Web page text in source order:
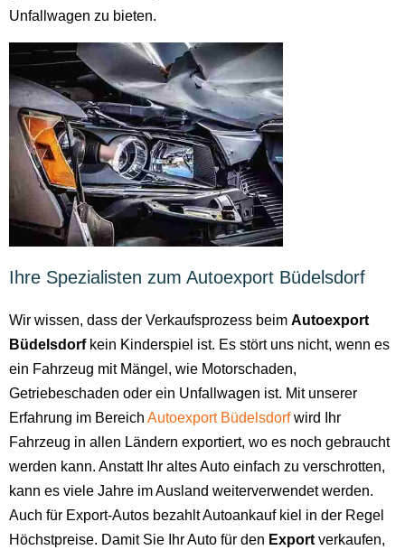
Unfallwagen zu bieten.
Ihre Spezialisten zum Autoexport Büdelsdorf
Wir wissen, dass der Verkaufsprozess beim Autoexport
Büdelsdorfkein Kinderspiel ist. Es stört uns nicht, wenn es
ein Fahrzeug mit Mängel, wie Motorschaden,
Getriebeschaden oder ein Unfallwagen ist. Mit unserer
Erfahrung im Bereich Autoexport Büdelsdorfwird Ihr
Fahrzeug in allen Ländern exportiert, wo es noch gebraucht
werden kann. Anstatt Ihr altes Auto einfach zu verschrotten,
kann es viele Jahre im Ausland weiterverwendet werden.
Auch für Export-Autos bezahlt Autoankauf kiel in der Regel
Höchstpreise. Damit Sie Ihr Auto für den Export verkaufen,